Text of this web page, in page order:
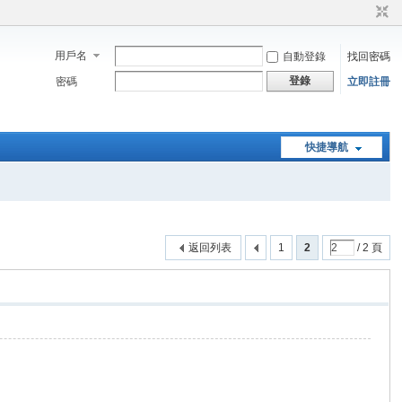
用戶名 自動登錄
找回密碼
密碼
登錄 立即註冊
快捷導航
1 2 / 2 頁
返回列表